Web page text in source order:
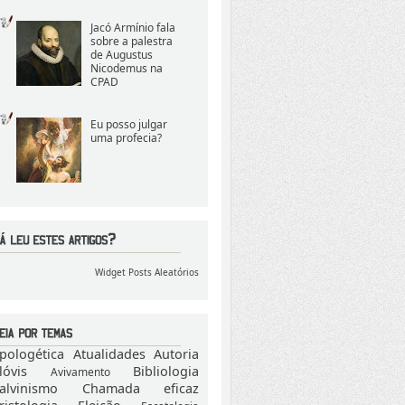
Jacó Armínio fala
sobre a palestra
de Augustus
Nicodemus na
CPAD
Eu posso julgar
uma profecia?
Widget Posts Aleatórios
Atualidades Autoria
Avivamento
Bibliologia
Chamada eficaz